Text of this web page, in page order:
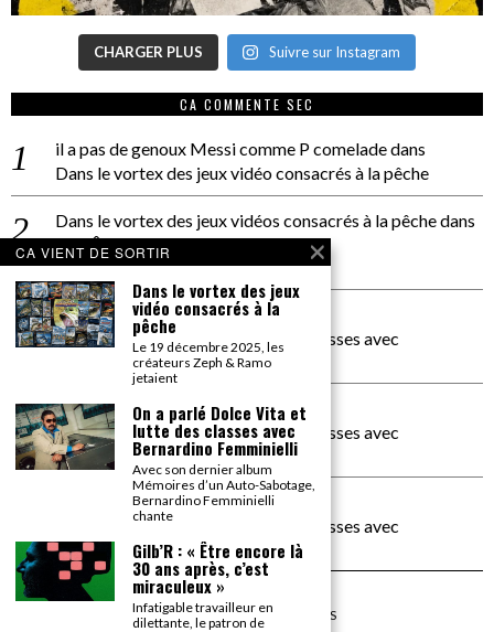
CHARGER PLUS Suivre sur Instagram
CA COMMENTE SEC
il a pas de genoux Messi comme P comeladedans
Dans le vortex des jeux vidéo consacrés à la pêche
Dans le vortex des jeux vidéos consacrés à la pêchedans
PACÔME THIELLEMENT
La séance d’Hip Gnose
La Patrie
dans
On a parlé Dolce Vita et lutte des classes avec
Bernardino Femminielli
carte noire negra à l'o tiededans
On a parlé Dolce Vita et lutte des classes avec
Bernardino Femminielli
moise et son mascarédans
On a parlé Dolce Vita et lutte des classes avec
Bernardino Femminielli
©2026TOUS DROITS RÉSERVÉS
CA VIENT DE SORTIR
Dans le vortex des jeux
vidéo consacrés à la
pêche
Le 19 décembre 2025, les
créateurs Zeph & Ramo
jetaient
On a parlé Dolce Vita et
lutte des classes avec
Bernardino Femminielli
Avec son dernier album
Mémoires d’un Auto-Sabotage,
Bernardino Femminielli
chante
Gilb’R : « Être encore là
30 ans après, c’est
miraculeux »
Infatigable travailleur en
dilettante, le patron de